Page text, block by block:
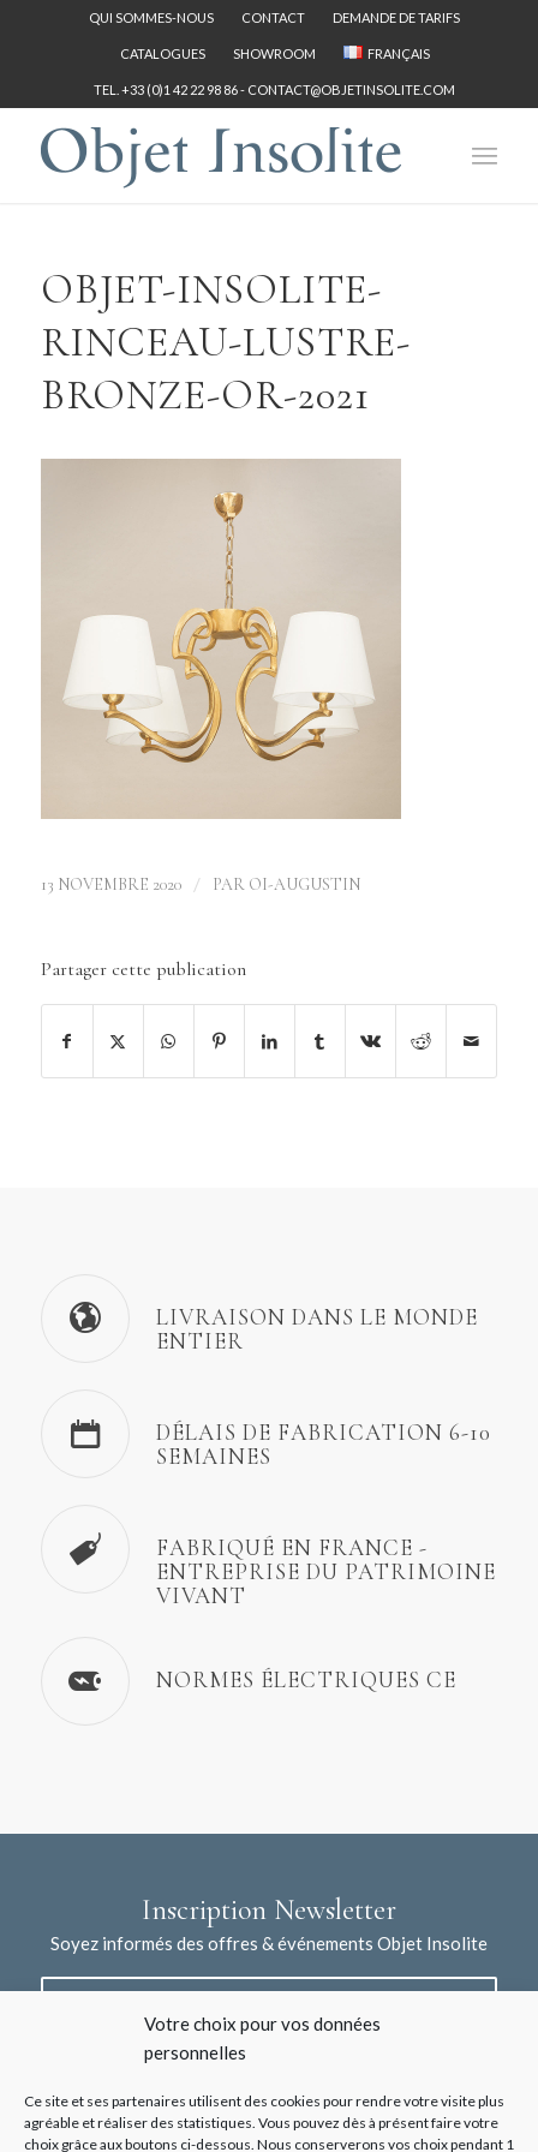
Votre choix pour vos données
personnelles
Ce site et ses partenaires utilisent des cookies pour rendre votre visite plus
agréable et réaliser des statistiques. Vous pouvez dès à présent faire votre
choix grâce aux boutons ci-dessous. Nous conserverons vos choix pendant 1
QUI SOMMES-NOUS CONTACT DEMANDE DE TARIFS
CATALOGUES SHOWROOM FRANÇAIS
TEL. +33 (0)1 42 22 98 86 - CONTACT@OBJETINSOLITE.COM
OBJET-INSOLITE-
RINCEAU-LUSTRE-
BRONZE-OR-2021
13 NOVEMBRE 2020 / PAR OI-AUGUSTIN
Partager cette publication
LIVRAISON DANS LE MONDE
ENTIER
DÉLAIS DE FABRICATION 6-10
SEMAINES
FABRIQUÉ EN FRANCE -
ENTREPRISE DU PATRIMOINE
VIVANT
NORMES ÉLECTRIQUES CE
Inscription Newsletter
Soyez informés des offres & événements Objet Insolite